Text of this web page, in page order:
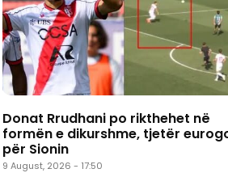
Donat Rrudhani po rikthehet në
formën e dikurshme, tjetër
për Sionin
9 August, 2026 - 17:50